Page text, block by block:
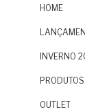
HOME
INVERNO
PRODUTOS
OUTLET